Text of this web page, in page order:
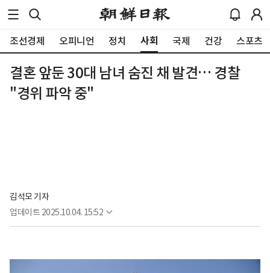
조선경제 오피니언 정치 사회 국제 건강 스포츠
결혼 앞둔 30대 남녀 숨진 채 발견… 경찰
"경위 파악 중"
김석모 기자
업데이트 2025.10.04. 15:52